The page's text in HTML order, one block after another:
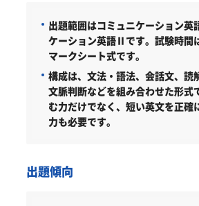
出題範囲はコミュニケーション
ケーション英語Ⅱです。試験時間
マークシート式です。
構成は、文法・語法、会話文、読
文脈判断などを組み合わせた形式
む力だけでなく、短い英文を正確
力も必要です。
出題傾向